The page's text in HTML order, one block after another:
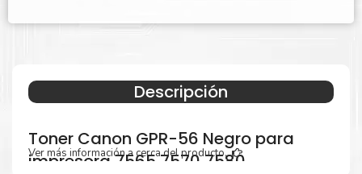
Descripción
Toner Canon GPR-56 Negro para
impresora 7565 7570 7580
Ver más información a cerca del producto...